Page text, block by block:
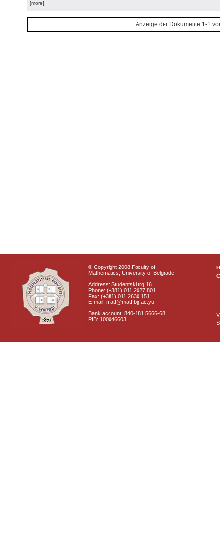
[more]
Anzeige der Dokumente 1-1
© Copyright 2008 Faculty of
Mathematics, University of Belgrade
Address: Studentski trg 16
Phone: (+381) 011 2027 801
Fax: (+381) 011 2630 151
E-mail: matf@matf.bg.ac.yu
Bank account: 840-181 5666-68
PIB: 100046603